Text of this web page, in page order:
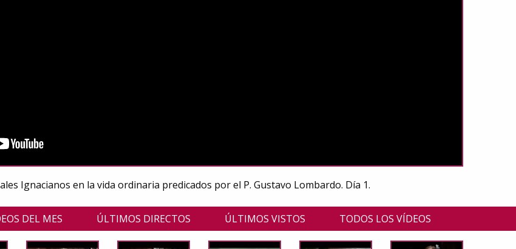
Ignacianos en la vida ordinaria predicados por el P. Gustavo Lombardo. Día 1.
DEL MES ÚLTIMOS DIRECTOS ÚLTIMOS VISTOS TODOS LOS VÍDEOS